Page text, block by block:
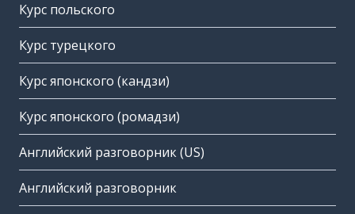
Курс польского
Курс турецкого
Курс японского (кандзи)
Курс японского (ромадзи)
Английский разговорник (US)
Английский разговорник